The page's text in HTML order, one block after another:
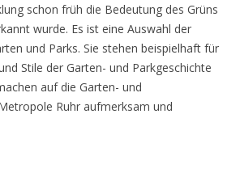
schon früh die Bedeutung des Grüns
wurde. Es ist eine Auswahl der
und Parks. Sie stehen beispielhaft für
Stile der Garten- und Parkgeschichte
auf die Garten- und
Ruhr aufmerksam und